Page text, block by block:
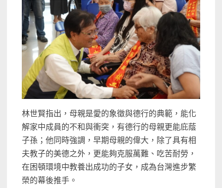
林世賢指出，母親是愛的象徵與德行的典範，能化
解家中成員的不和與衝突，有德行的母親更能庇蔭
子孫；他同時強調，早期母親的偉大，除了具有相
夫教子的美德之外，更能夠克服萬難、吃苦耐勞，
在困頓環境中教養出成功的子女，成為台灣進步繁
榮的幕後推手。